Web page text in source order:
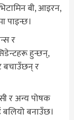
बी, आइरन,
पाइन्छ।
र
हुन्छन्,
बचाउँछन् र
र अन्य पोषक
बलियो बनाउँछ।